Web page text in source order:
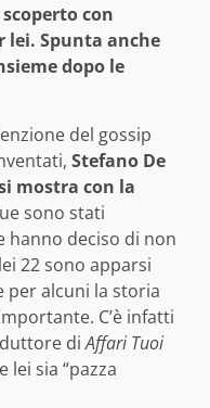
con
lei. Spunta anche
dopo le
del gossip
Stefano De
mostra con la
sono stati
hanno deciso di non
22 sono apparsi
per alcuni la storia
C’è infatti
diAffari Tuoi
sia “pazza